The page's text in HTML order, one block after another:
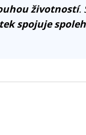
životností.
spojuje